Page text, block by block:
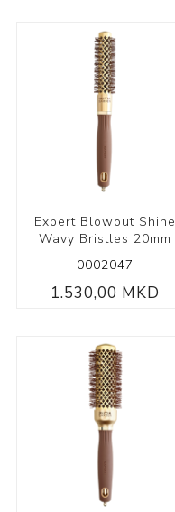
Expert Blowout Shine
Wavy Bristles 20mm
0002047
1.530,00 MKD